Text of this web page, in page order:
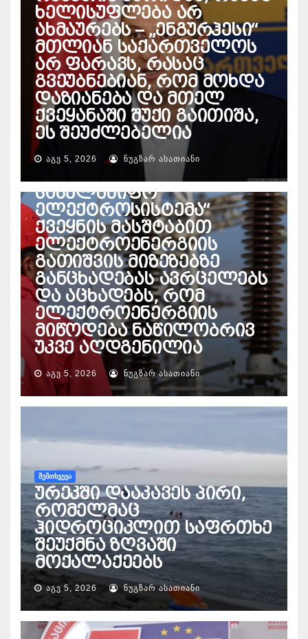
ხელისუფლება არ
ახმაურებს – „ენგურჰესი“
მთლიან საქართველოს
არ ფარავს, რასაც
გვეუბნებიან, რომ მოხდა
დაზიანება და მთელ
ქვეყანაში შუქი გაითიშა,
ეს შეუძლებელია
ᲐᲒᲕ 5, 2026 ᲜᲣᲒᲖᲐᲠ ᲐᲡᲐᲗᲘᲐᲜᲘ
ᲔᲜᲔᲠᲒᲔᲢᲘᲙᲐ
საქართველოს
სახელმწიფო
ელექტროსისტემა“
ქვეყნის მასშტაბით
ელექტროენერგიის
გათიშვის მიზეზებზე
განცხადებას ავრცელებს
და აცხადებს, რომ
ელექტროენერგიის
მიწოდება ნაწილობრივ
უკვე აღდგენილია
ᲐᲒᲕ 5, 2026 ᲜᲣᲒᲖᲐᲠ ᲐᲡᲐᲗᲘᲐᲜᲘ
ᲨᲔᲛᲗᲮᲕᲔᲕᲐ
ურეკში დააკავეს პირი,
რომელმაც
ჰიდროციკლით საფრთხე
შეუქმნა ზღვაში
მოქალაქეებს
ᲐᲒᲕ 5, 2026 ᲜᲣᲒᲖᲐᲠ ᲐᲡᲐᲗᲘᲐᲜᲘ